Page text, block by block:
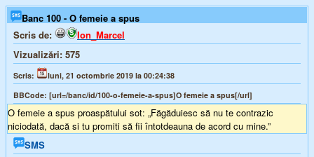
Banc 100 - O femeie a spus
Scris de:
Ion_Marcel
Vizualizări: 575
Scris:
luni, 21 octombrie 2019 la 00:24:38
BBCode: [url=/banc/id/100-o-femeie-a-spus]O femeie a spus[/url]
O femeie a spus proaspătului sot: „Făgăduiesc să nu te contrazic
niciodată, dacă si tu promiti să fii întotdeauna de acord cu mine.”
SMS